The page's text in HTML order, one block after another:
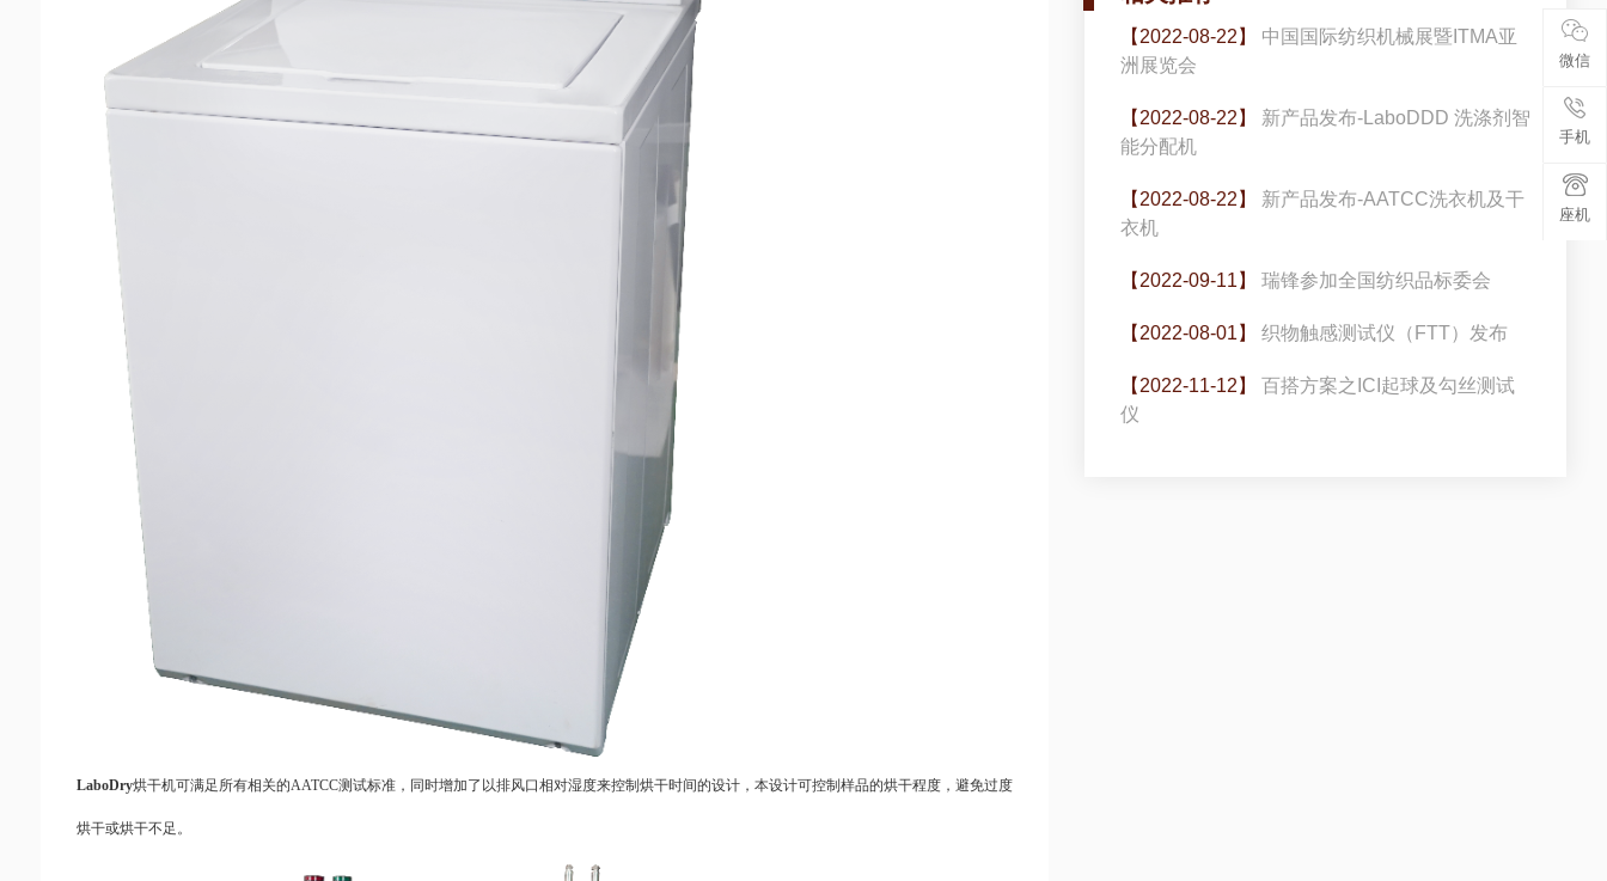
LaboDry烘干机可满足所有相关的AATCC测试标准，同时增加了以排风口相对湿度来控制烘干时间的设计，本设计可控制样品的烘干程度，避免过度
烘干或烘干不足。
【2022-08-22】
中国国际纺织机械展暨ITMA亚
洲展览会
【2022-08-22】
新产品发布-LaboDDD 洗涤剂智
能分配机
【2022-08-22】
新产品发布-AATCC洗衣机及干
衣机
【2022-09-11】 瑞锋参加全国纺织品标委会
【2022-08-01】 织物触感测试仪（FTT）发布
【2022-11-12】
百搭方案之ICI起球及勾丝测试
仪
微信
手机
座机